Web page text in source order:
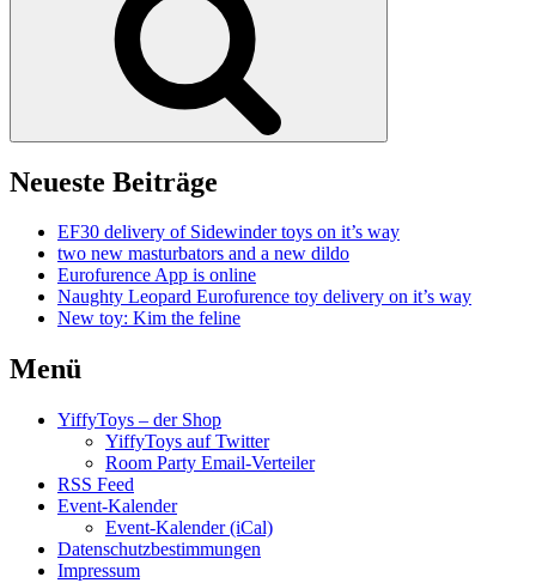
Neueste Beiträge
EF30 delivery of Sidewinder toys on it’s way
two new masturbators and a new dildo
Eurofurence App is online
Naughty Leopard Eurofurence toy delivery on it’s way
New toy: Kim the feline
Menü
YiffyToys – der Shop
YiffyToys auf Twitter
Room Party Email-Verteiler
RSS Feed
Event-Kalender
Event-Kalender (iCal)
Datenschutzbestimmungen
Impressum